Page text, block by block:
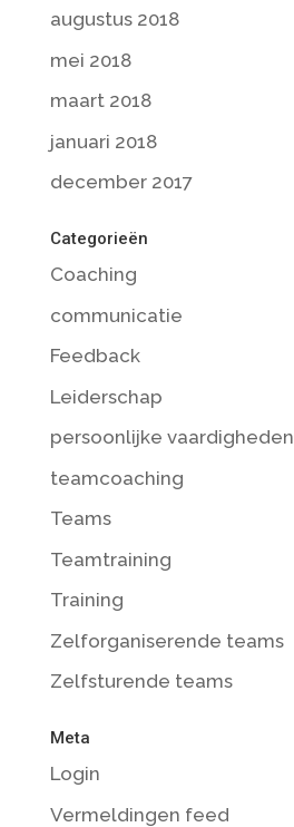
augustus 2018
mei 2018
maart 2018
januari 2018
december 2017
Categorieën
Coaching
communicatie
Feedback
Leiderschap
persoonlijke vaardigheden
teamcoaching
Teams
Teamtraining
Training
Zelforganiserende teams
Zelfsturende teams
Meta
Login
Vermeldingen feed